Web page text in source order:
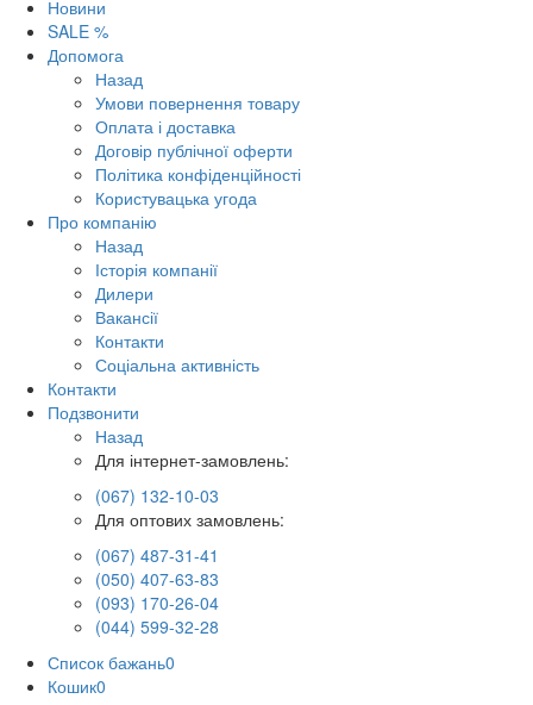
Новини
SALE %
Допомога
Назад
Умови повернення товару
Оплата і доставка
Договір публічної оферти
Політика конфіденційності
Користувацька угода
Про компанію
Назад
Історія компанії
Дилери
Вакансії
Контакти
Соціальна активність
Контакти
Подзвонити
Назад
Для інтернет-замовлень:
(067) 132-10-03
Для оптових замовлень:
(067) 487-31-41
(050) 407-63-83
(093) 170-26-04
(044) 599-32-28
Список бажань0
Кошик0